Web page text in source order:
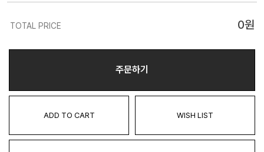
TOTAL PRICE 0원
주문하기
ADD TO CART WISH LIST